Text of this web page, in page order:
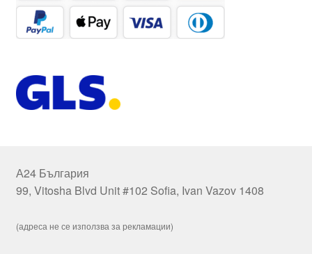
А24 България
99, Vitosha Blvd Unit #102 Sofia, Ivan Vazov 1408
(адреса не се използва за рекламации)